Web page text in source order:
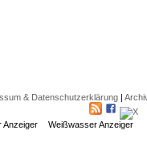
& Datenschutzerklärung|
Anzeiger
Weißwasser Anzeiger